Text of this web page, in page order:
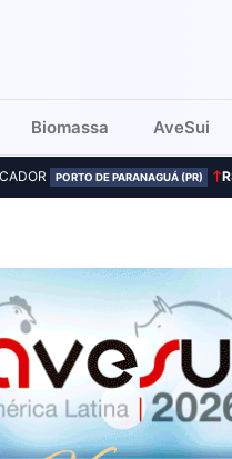
Biomassa AveSui
PORTO DE PARANAGUÁ (PR)